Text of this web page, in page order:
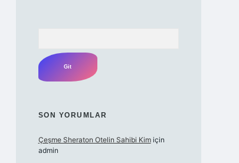
SON YORUMLAR
Çeşme Sheraton Otelin Sahibi Kimiçin
admin